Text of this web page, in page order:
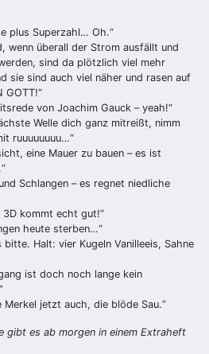
plus Superzahl… Oh.“
wenn überall der Strom ausfällt und
sind da plötzlich viel mehr
sie sind auch viel näher und rasen auf
GOTT!“
von Joachim Gauck – yeah!“
Welle dich ganz mitreißt, nimm
ruuuuuuuu…“
eine Mauer zu bauen – es ist
Schlangen – es regnet niedliche
3D kommt echt gut!“
heute sterben…“
bitte. Halt: vier Kugeln Vanilleeis, Sahne
ist doch noch lange kein
Merkel jetzt auch, die blöde Sau.“
gibt es ab morgen in einem Extraheft